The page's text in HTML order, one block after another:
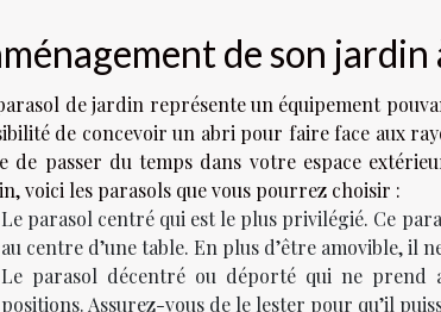
de son jardin
de jardin représente un équipement
de concevoir un abri pour faire face aux
de passer du temps dans votre espace
voici les parasols que vous pourrez choisir :
Le parasol centré qui est le plus privilégié. Ce
au centre d’une table. En plus d’être amovible, il
Le parasol décentré ou déporté qui ne prend
positions. Assurez-vous de le lester pour qu’il